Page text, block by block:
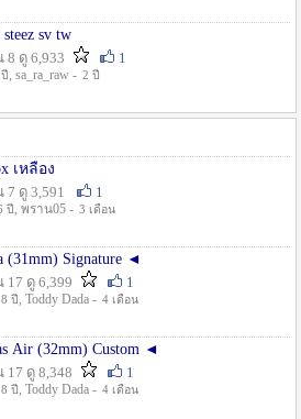
ประกอบ steez sv tw
8 ดู 6,933
1
, sa_ra_raw - 2 ปี
เหลือง
7 ดู 3,591
1
ปี , พราน05 - 3 เดือน
(31mm) Signature ◄
17 ดู 6,399
1
8 ปี , Toddy Dada - 4 เดือน
Air (32mm) Custom ◄
17 ดู 8,348
1
8 ปี , Toddy Dada - 4 เดือน